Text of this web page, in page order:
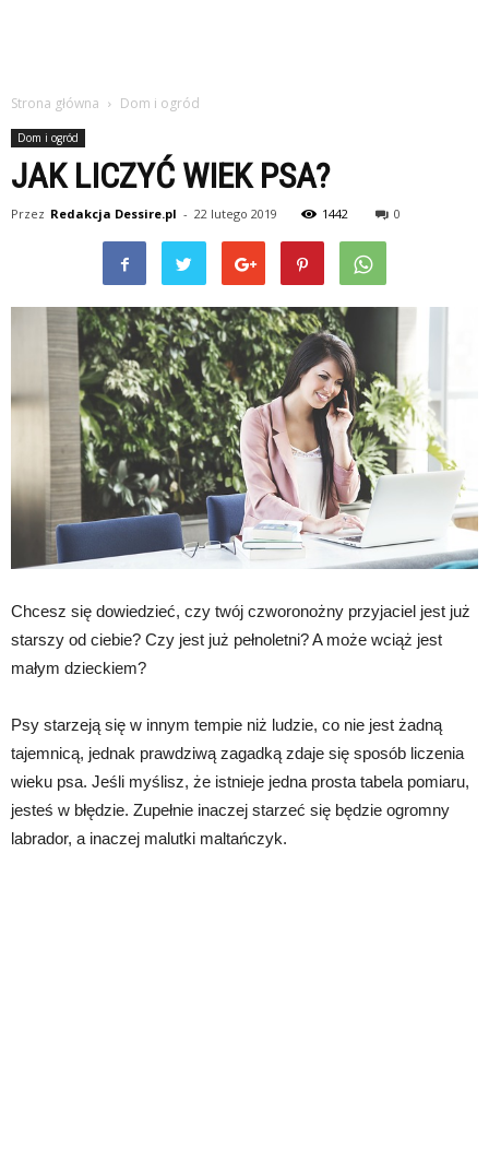
Strona główna Dom i ogród
Dom i ogród
JAK LICZYĆ WIEK PSA?
Przez Redakcja Dessire.pl - 22 lutego 2019 1442 0
Chcesz się dowiedzieć, czy twój czworonożny przyjaciel jest już
starszy od ciebie? Czy jest już pełnoletni? A może wciąż jest
małym dzieckiem?
Psy starzeją się w innym tempie niż ludzie, co nie jest żadną
tajemnicą, jednak prawdziwą zagadką zdaje się sposób liczenia
wieku psa. Jeśli myślisz, że istnieje jedna prosta tabela pomiaru,
jesteś w błędzie. Zupełnie inaczej starzeć się będzie ogromny
labrador, a inaczej malutki maltańczyk.